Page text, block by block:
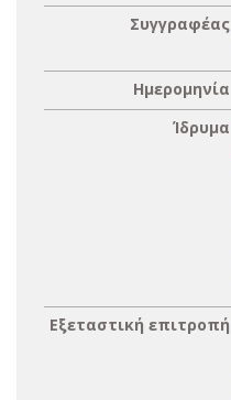
Συγγραφέας
Ημερομηνία
Ίδρυμα
Εξεταστική επιτροπή